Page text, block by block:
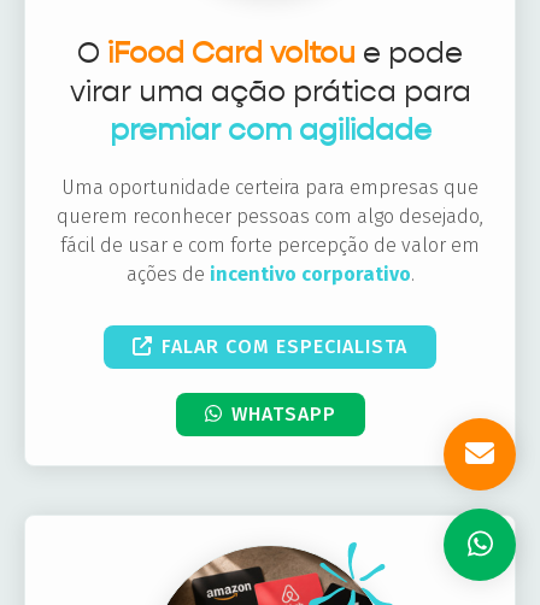
O iFood Card voltou e pode
virar uma ação prática para
premiar com agilidade
Uma oportunidade certeira para empresas que
querem reconhecer pessoas com algo desejado,
fácil de usar e com forte percepção de valor em
ações de incentivo corporativo.
FALAR COM ESPECIALISTA
WHATSAPP